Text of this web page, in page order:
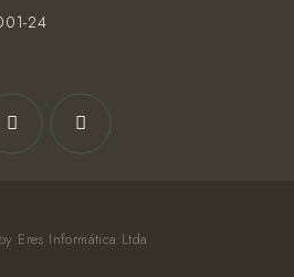
24
Eres Informática Ltda